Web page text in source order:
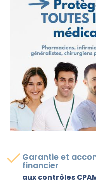
Garantie et
financier
aux contrôles